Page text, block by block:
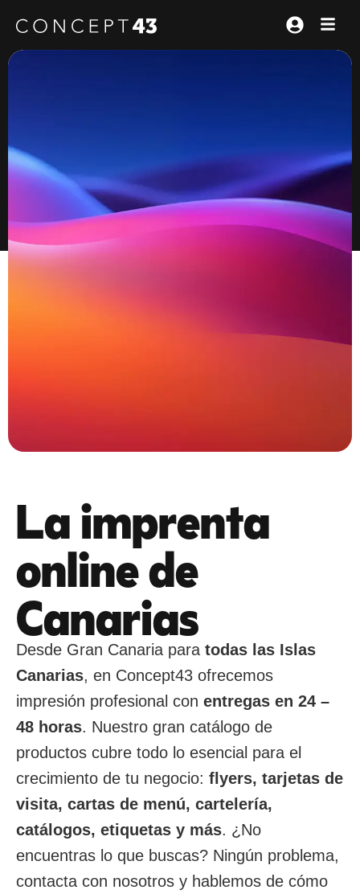
Lanzamos la nueva
imprenta online de
Canarias
Lanzamos nuestra nueva imprenta
online para todas las Islas Canarias.
Ver productos
La imprenta
online de
Canarias
Desde Gran Canaria para todas las Islas
Canarias, en Concept43 ofrecemos
impresión profesional con entregas en 24 –
48 horas. Nuestro gran catálogo de
productos cubre todo lo esencial para el
crecimiento de tu negocio: flyers, tarjetas de
visita, cartas de menú, cartelería,
catálogos, etiquetas y más. ¿No
encuentras lo que buscas? Ningún problema,
contacta con nosotros y hablemos de cómo